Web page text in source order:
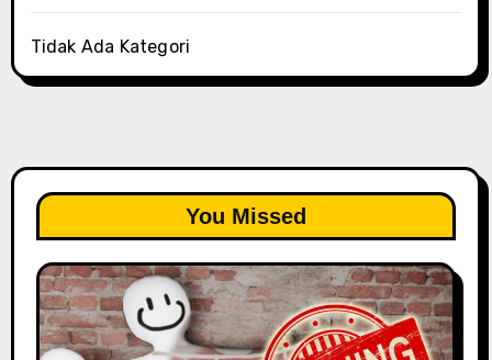
Tidak Ada Kategori
You Missed